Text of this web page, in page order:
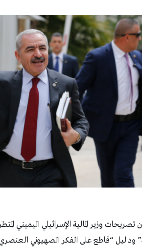
وزير المالية الإسرائيلي اليميني
“قاطع على الفكر الصهيوني العنصري